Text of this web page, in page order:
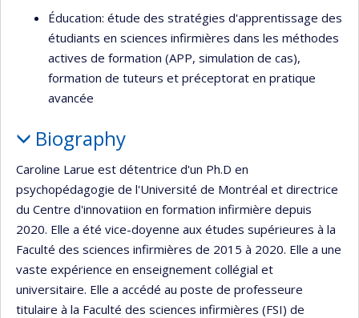
Éducation: étude des stratégies d'apprentissage des
étudiants en sciences infirmières dans les méthodes
actives de formation (APP, simulation de cas),
formation de tuteurs et préceptorat en pratique
avancée
Biography
Caroline Larue est détentrice d'un Ph.D en
psychopédagogie de l'Université de Montréal et directrice
du Centre d'innovatiion en formation infirmière depuis
2020. Elle a été vice-doyenne aux études supérieures à la
Faculté des sciences infirmières de 2015 à 2020. Elle a une
vaste expérience en enseignement collégial et
universitaire. Elle a accédé au poste de professeure
titulaire à la Faculté des sciences infirmières (FSI) de